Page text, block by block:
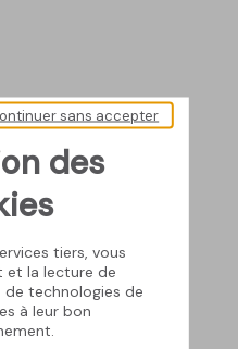
des
tiers, vous
et la lecture de
technologies de
à leur bon
sans accepter